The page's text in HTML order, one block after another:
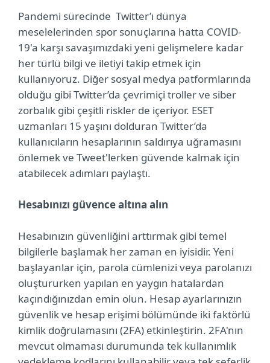
Pandemi sürecinde Twitter’ı dünya
meselelerinden spor sonuçlarına hatta COVID-
19'a karşı savaşımızdaki yeni gelişmelere kadar
her türlü bilgi ve iletiyi takip etmek için
kullanıyoruz. Diğer sosyal medya patformlarında
olduğu gibi Twitter’da çevrimiçi troller ve siber
zorbalık gibi çeşitli riskler de içeriyor. ESET
uzmanları 15 yaşını dolduran Twitter’da
kullanıcıların hesaplarının saldırıya uğramasını
önlemek ve Tweet'lerken güvende kalmak için
atabilecek adımları paylaştı.
Hesabınızı güvence altına alın
Hesabınızın güvenliğini arttırmak gibi temel
bilgilerle başlamak her zaman en iyisidir. Yeni
başlayanlar için, parola cümlenizi veya parolanızı
oluştururken yapılan en yaygın hatalardan
kaçındığınızdan emin olun. Hesap ayarlarınızın
güvenlik ve hesap erişimi bölümünde iki faktörlü
kimlik doğrulamasını (2FA) etkinleştirin. 2FA'nın
mevcut olmaması durumunda tek kullanımlık